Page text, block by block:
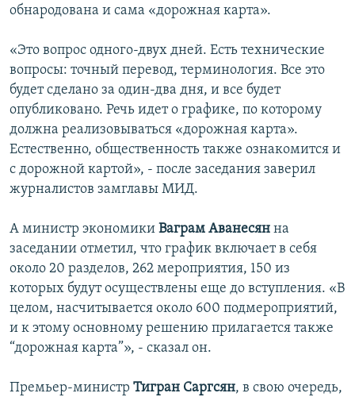
обнародована и сама «дорожная карта».
«Это вопрос одного-двух дней. Есть технические
вопросы: точный перевод, терминология. Все это
будет сделано за один-два дня, и все будет
опубликовано. Речь идет о графике, по которому
должна реализовываться «дорожная карта».
Естественно, общественность также ознакомится и
с дорожной картой», - после заседания заверил
журналистов замглавы МИД.
А министр экономики Ваграм Аванесян на
заседании отметил, что график включает в себя
около 20 разделов, 262 мероприятия, 150 из
которых будут осуществлены еще до вступления. «В
целом, насчитывается около 600 подмероприятий,
и к этому основному решению прилагается также
“дорожная карта”», - сказал он.
Премьер-министр Тигран Саргсян, в свою очередь,